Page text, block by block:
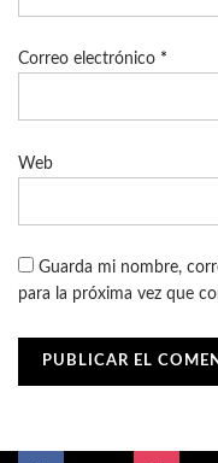
Correo electrónico *
Web
Guarda mi nombre,
para la próxima vez que